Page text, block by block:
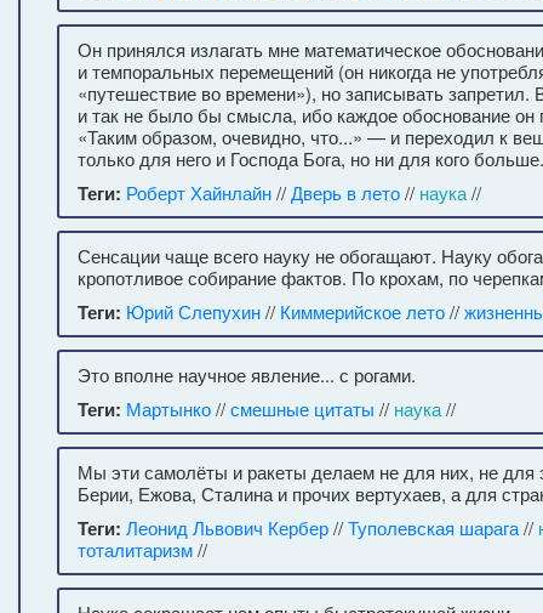
Он принялся излагать мне математическое
и темпоральных перемещений (он никогда не
«путешествие во времени»), но записывать запретил.
и так не было бы смысла, ибо каждое обоснование он
«Таким образом, очевидно, что...» — и переходил к
только для него и Господа Бога, но ни для кого больше.
Теги: Роберт Хайнлайн//Дверь в лето// наука//
Сенсации чаще всего науку не обогащают. Науку
кропотливое собирание фактов. По крохам, по
Теги: Юрий Слепухин// Киммерийское лето//
Это вполне научное явление... с рогами.
Теги: Мартынко//смешные цитаты // наука//
Мы эти самолёты и ракеты делаем не для них, не для
Берии, Ежова, Сталина и прочих вертухаев, а для
Теги: Леонид Львович Кербер//Туполевская шарага//
тоталитаризм//